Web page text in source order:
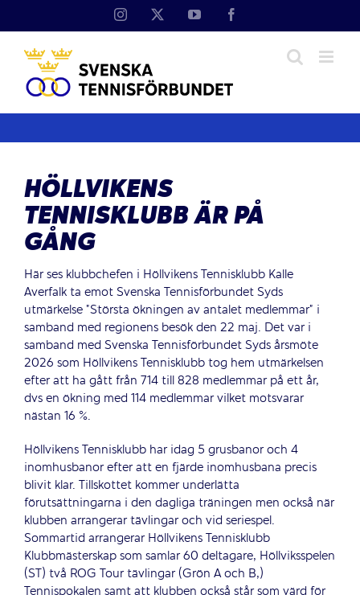
Instagram YouTube
HÖLLVIKENS
TENNISKLUBB ÄR PÅ
GÅNG
Här ses klubbchefen i Höllvikens Tennisklubb Kalle
Averfalk ta emot Svenska Tennisförbundet Syds
utmärkelse ”Största ökningen av antalet medlemmar” i
samband med regionens besök den 22 maj. Det var i
samband med Svenska Tennisförbundet Syds årsmöte
2026 som Höllvikens Tennisklubb tog hem utmärkelsen
efter att ha gått från 714 till 828 medlemmar på ett år,
dvs en ökning med 114 medlemmar vilket motsvarar
nästan 16 %.
Höllvikens Tennisklubb har idag 5 grusbanor och 4
inomhusbanor efter att en fjärde inomhusbana precis
blivit klar. Tillskottet kommer underlätta
förutsättningarna i den dagliga träningen men också när
klubben arrangerar tävlingar och vid seriespel.
Sommartid arrangerar Höllvikens Tennisklubb
Klubbmästerskap som samlar 60 deltagare, Höllviksspelen
(ST) två ROG Tour tävlingar (Grön A och B,)